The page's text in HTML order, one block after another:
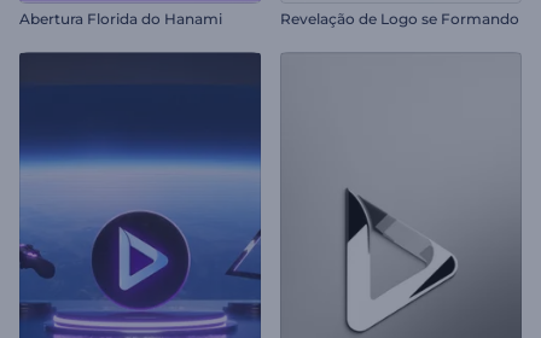
Abertura Florida do Hanami Revelação de Logo se Formando